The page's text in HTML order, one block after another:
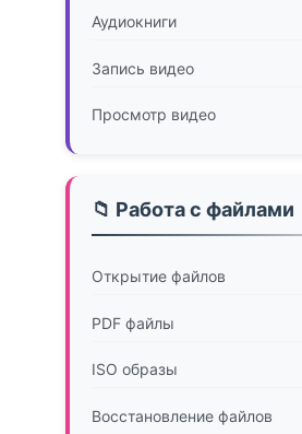
Аудиокниги
Запись видео
Просмотр видео
📁 Работа с файлами
Открытие файлов
PDF файлы
ISO образы
Восстановление файлов